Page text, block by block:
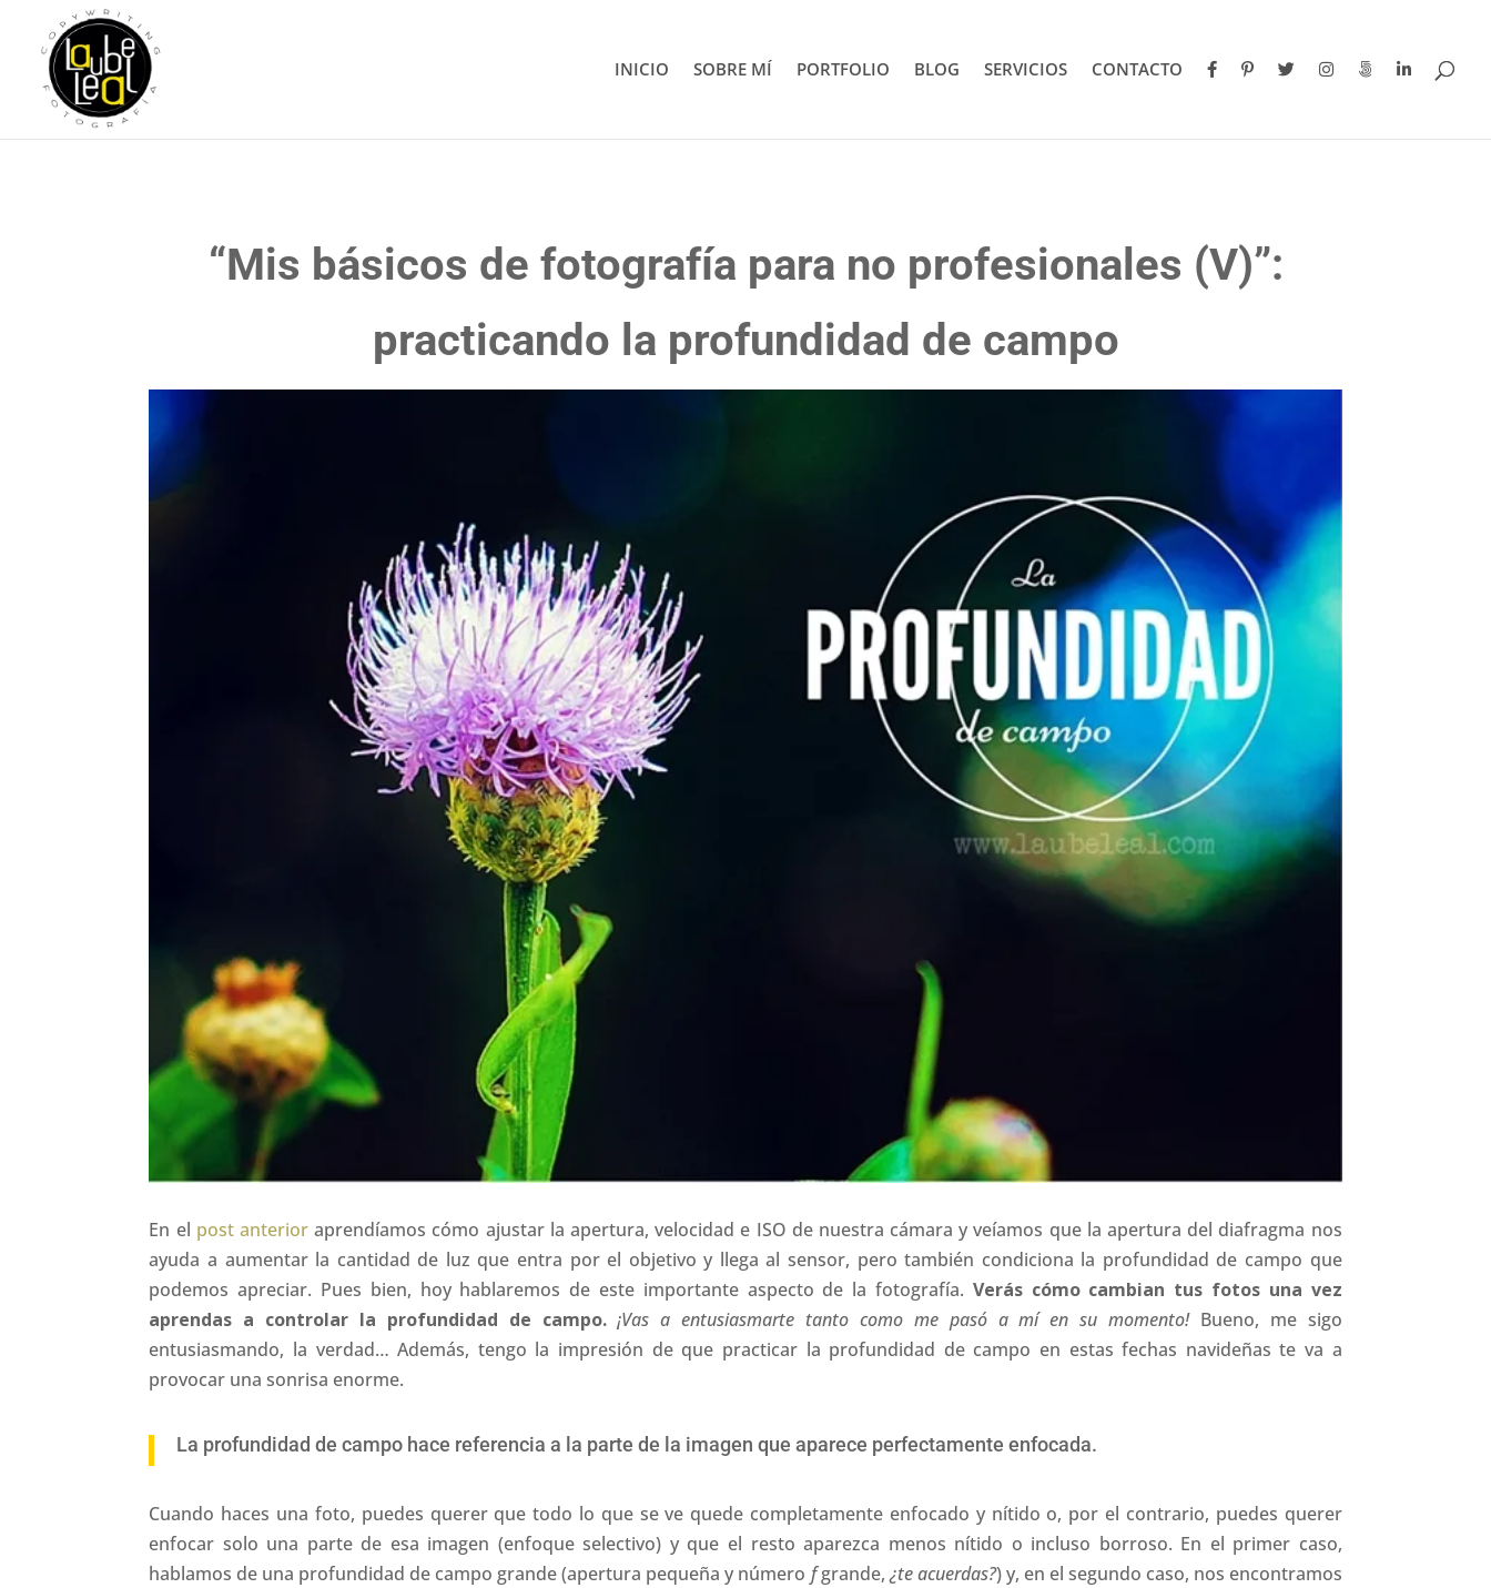
INICIO SOBRE MÍ PORTFOLIO BLOG SERVICIOS CONTACTO
“Mis básicos de fotografía para no profesionales (V)”:
practicando la profundidad de campo
En el post anterior aprendíamos cómo ajustar la apertura, velocidad e ISO de nuestra cámara y veíamos que la apertura del diafragma nos
ayuda a aumentar la cantidad de luz que entra por el objetivo y llega al sensor, pero también condiciona la profundidad de campo que
podemos apreciar. Pues bien, hoy hablaremos de este importante aspecto de la fotografía. Verás cómo cambian tus fotos una vez
aprendas a controlar la profundidad de campo. ¡Vas a entusiasmarte tanto como me pasó a mí en su momento!Bueno, me sigo
entusiasmando, la verdad… Además, tengo la impresión de que practicar la profundidad de campo en estas fechas navideñas te va a
provocar una sonrisa enorme.
La profundidad de campo hace referencia a la parte de la imagen que aparece perfectamente enfocada.
Cuando haces una foto, puedes querer que todo lo que se ve quede completamente enfocado y nítido o, por el contrario, puedes querer
enfocar solo una parte de esa imagen (enfoque selectivo) y que el resto aparezca menos nítido o incluso borroso. En el primer caso,
hablamos de una profundidad de campo grande (apertura pequeña y número fgrande, ¿te acuerdas?) y, en el segundo caso, nos encontramos